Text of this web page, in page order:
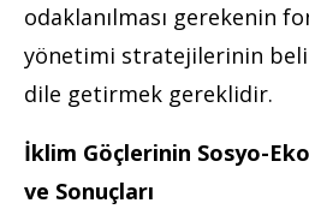
odaklanılması gerekenin
yönetimi stratejilerinin
dile getirmek gereklidir.
İklim Göçlerinin Sosyo-
ve Sonuçları